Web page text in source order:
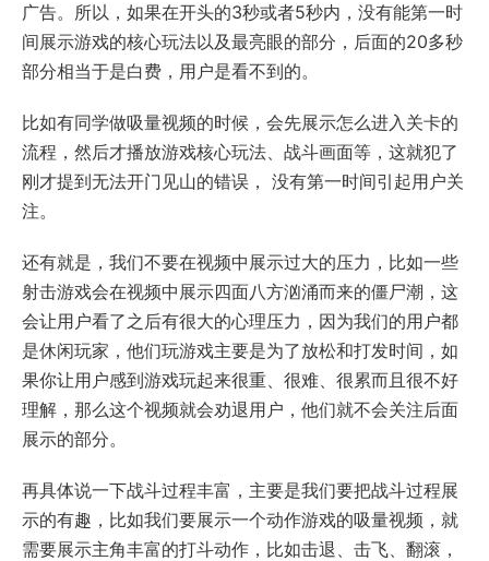
广告。所以，如果在开头的3秒或者5秒内，没有能第一时
间展示游戏的核心玩法以及最亮眼的部分，后面的20多秒
部分相当于是白费，用户是看不到的。
比如有同学做吸量视频的时候，会先展示怎么进入关卡的
流程，然后才播放游戏核心玩法、战斗画面等，这就犯了
刚才提到无法开门见山的错误， 没有第一时间引起用户关
注。
还有就是，我们不要在视频中展示过大的压力，比如一些
射击游戏会在视频中展示四面八方汹涌而来的僵尸潮，这
会让用户看了之后有很大的心理压力，因为我们的用户都
是休闲玩家，他们玩游戏主要是为了放松和打发时间，如
果你让用户感到游戏玩起来很重、很难、很累而且很不好
理解，那么这个视频就会劝退用户，他们就不会关注后面
展示的部分。
再具体说一下战斗过程丰富，主要是我们要把战斗过程展
示的有趣，比如我们要展示一个动作游戏的吸量视频，就
需要展示主角丰富的打斗动作，比如击退、击飞、翻滚，